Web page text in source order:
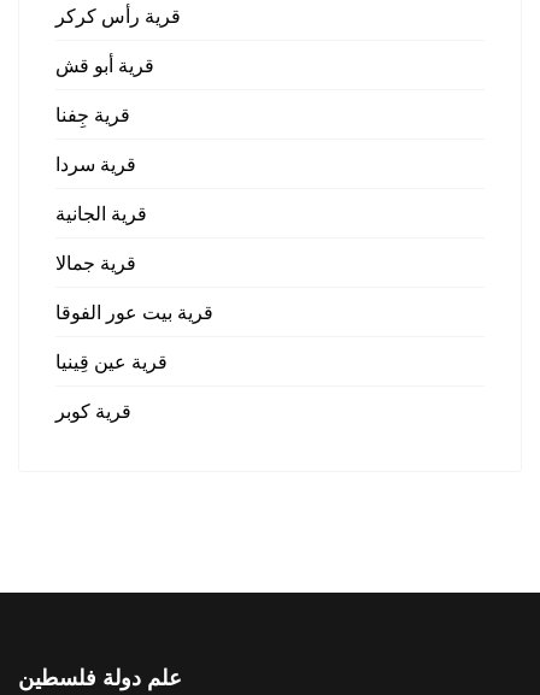
قرية رأس كركر
قرية أبو قش
قرية جِفنا
قرية سردا
قرية الجانية
قرية جمالا
قرية بيت عور الفوقا
قرية عين قِينيا
قرية كوبر
علم دولة فلسطين